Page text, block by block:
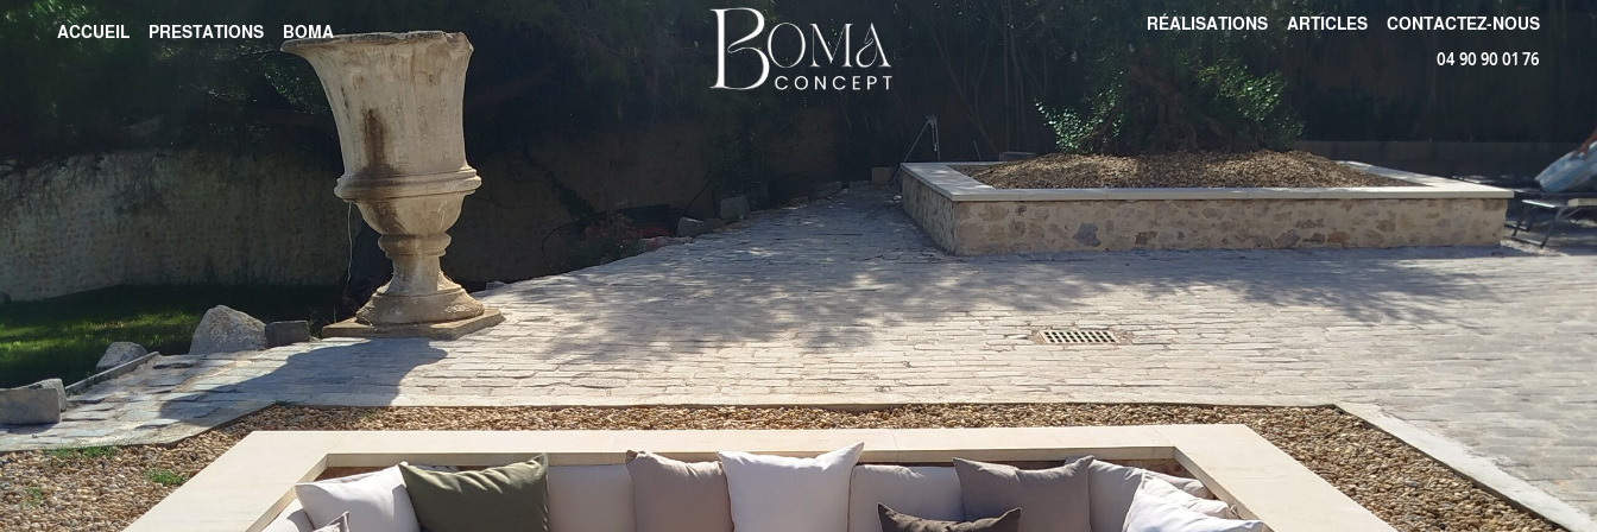
ACCUEIL PRESTATIONS BOMA RÉALISATIONS ARTICLES
CONTACTEZ-NOUS
04 90 90 01 76